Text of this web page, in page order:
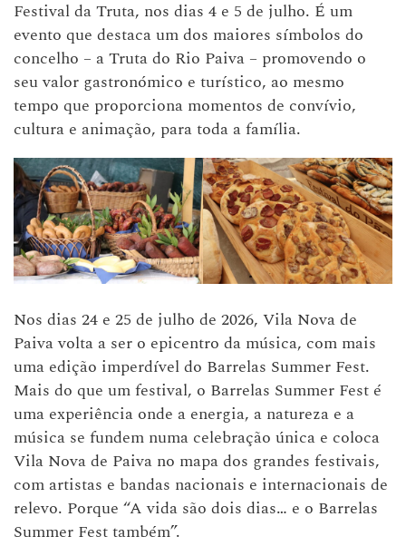
Festival da Truta, nos dias 4 e 5 de julho. É um
evento que destaca um dos maiores símbolos do
concelho – a Truta do Rio Paiva – promovendo o
seu valor gastronómico e turístico, ao mesmo
tempo que proporciona momentos de convívio,
cultura e animação, para toda a família.
Nos dias 24 e 25 de julho de 2026, Vila Nova de
Paiva volta a ser o epicentro da música, com mais
uma edição imperdível do Barrelas Summer Fest.
Mais do que um festival, o Barrelas Summer Fest é
uma experiência onde a energia, a natureza e a
música se fundem numa celebração única e coloca
Vila Nova de Paiva no mapa dos grandes festivais,
com artistas e bandas nacionais e internacionais de
relevo. Porque “A vida são dois dias… e o Barrelas
Summer Fest também”.